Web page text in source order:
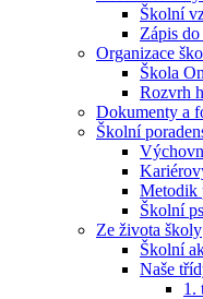
Školní
Zápis
Organizace
Škola
Rozvrh
Dokumenty a
Školní
Metodik
Školní
Ze života školy
Školní
Naše
1.